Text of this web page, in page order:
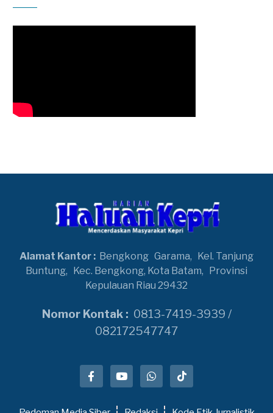
Alamat Kantor : Bengkong Garama, Kel. Tanjung
Buntung, Kec. Bengkong, Kota Batam, Provinsi
Kepulauan Riau 29432
Nomor Kontak : 0813-7419-3939 /
082172547747